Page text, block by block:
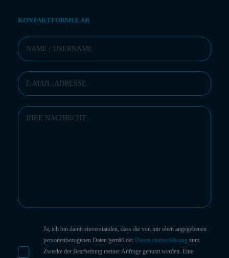
KONTAKTFORMULAR
Ja, ich bin damit einverstanden, dass die von mir oben angegebenen
personenbezogenen Daten gemäß der Datenschutzerklärung zum
Zwecke der Bearbeitung meiner Anfrage genutzt werden. Eine